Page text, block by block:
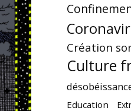
Création
Culture
Education